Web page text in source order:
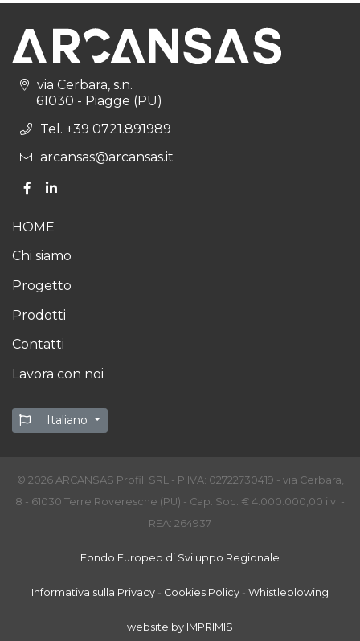
via Cerbara, s.n.
61030 - Piagge (PU)
Tel. +39 0721.891989
arcansas@arcansas.it
HOME
Chi siamo
Progetto
Prodotti
Contatti
Lavora con noi
Italiano
© 2026 ARCANSAS Profili SRL - P.IVA: 02722730419 - via Cerbara,
8 - 61030 Terre Roveresche (PU) - Cap. Soc. € 4.000.000,00 i.v. -
REA: 264937
Fondo Europeo di Sviluppo Regionale
Informativa sulla Privacy - Cookies Policy - Whistleblowing
website by IMPRIMIS